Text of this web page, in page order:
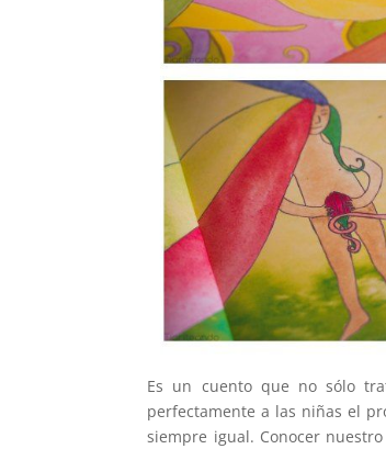
Es un cuento que no sólo
perfectamente a las niñas el
siempre igual. Conocer